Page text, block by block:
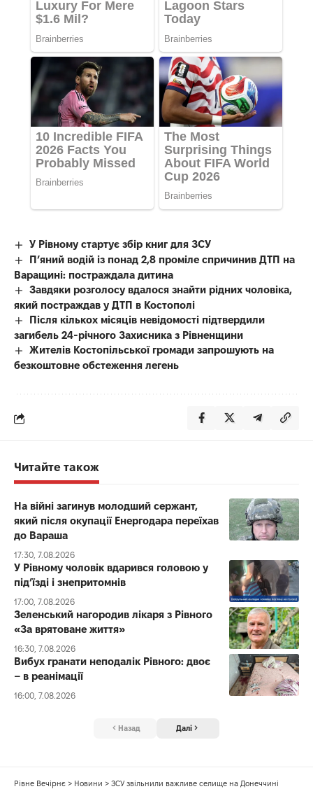
У Рівному стартує збір книг для ЗСУ
П’яний водій із понад 2,8 проміле спричинив ДТП на
Варащині: постраждала дитина
Завдяки розголосу вдалося знайти рідних чоловіка,
який постраждав у ДТП в Костополі
Після кількох місяців невідомості підтвердили
загибель 24-річного Захисника з Рівненщини
Жителів Костопільської громади запрошують на
безкоштовне обстеження легень
Читайте також
На війні загинув молодший сержант,
який після окупації Енергодара переїхав
до Вараша
17:30, 7.08.2026
У Рівному чоловік вдарився головою у
під’їзді і знепритомнів
17:00, 7.08.2026
Зеленський нагородив лікаря з Рівного
«За врятоване життя»
16:30, 7.08.2026
Вибух гранати неподалік Рівного: двоє
– в реанімації
16:00, 7.08.2026
Назад Далі
Рівне Вечірнє > Новини > ЗСУ звільнили важливе селище на Донеччині